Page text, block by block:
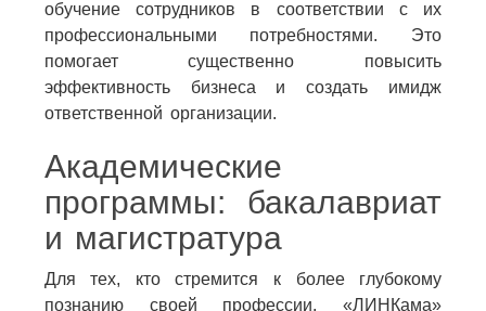
обучение сотрудников в соответствии с их
профессиональными потребностями. Это
помогает существенно повысить
эффективность бизнеса и создать имидж
ответственной организации.
Академические
программы: бакалавриат
и магистратура
Для тех, кто стремится к более глубокому
познанию своей профессии, «ЛИНКама»